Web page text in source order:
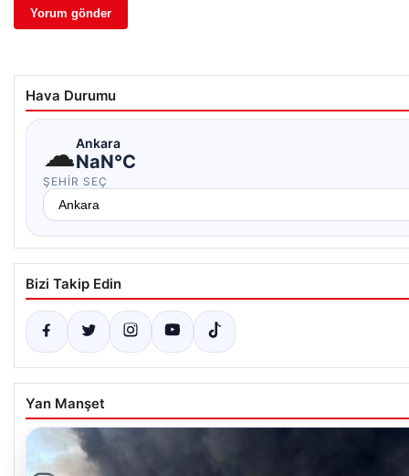
Hava Durumu
☁Ankara
NaN°C
ŞEHIR SEÇ
Bizi Takip Edin
Yan Manşet